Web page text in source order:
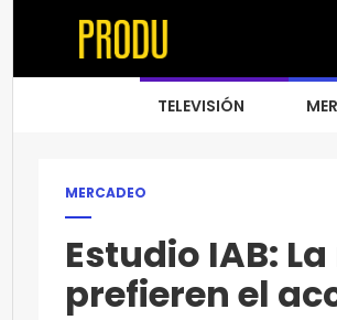
TELEVISIÓN
MERCADEO
Estudio IAB:
prefieren el